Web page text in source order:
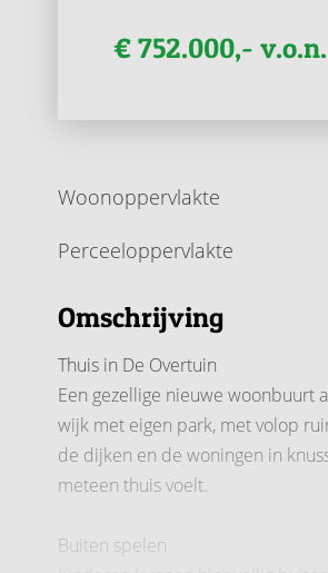
€ 752.000,- v.o.n.
Woonoppervlakte
Perceeloppervlakte
Omschrijving
Thuis in De Overtuin
Een gezellige nieuwe woonbuurt
wijk met eigen park, met volop
de dijken en de woningen in
meteen thuis voelt.
Buiten spelen